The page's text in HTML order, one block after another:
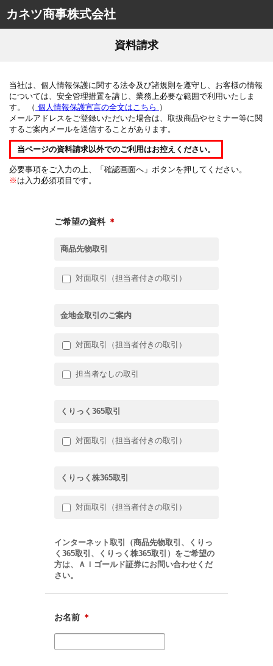
カネツ商事株式会社
資料請求
当社は、個人情報保護に関する法令及び諸規則を遵守し、お客様の情報
については、安全管理措置を講じ、業務上必要な範囲で利用いたしま
す。 （ 個人情報保護宣言の全文はこちら ）
メールアドレスをご登録いただいた場合は、取扱商品やセミナー等に関
するご案内メールを送信することがあります。
当ページの資料請求以外でのご利用はお控えください。
必要事項をご入力の上、「確認画面へ」ボタンを押してください。
※ は入力必須項目です。
ご希望の資料 ＊
商品先物取引
対面取引（担当者付きの取引）
金地金取引のご案内
対面取引（担当者付きの取引）
担当者なしの取引
くりっく365取引
対面取引（担当者付きの取引）
くりっく株365取引
対面取引（担当者付きの取引）
インターネット取引（商品先物取引、くりっ
く365取引、くりっく株365取引）をご希望の
方は、ＡＩゴールド証券にお問い合わせくだ
さい。
お名前 ＊